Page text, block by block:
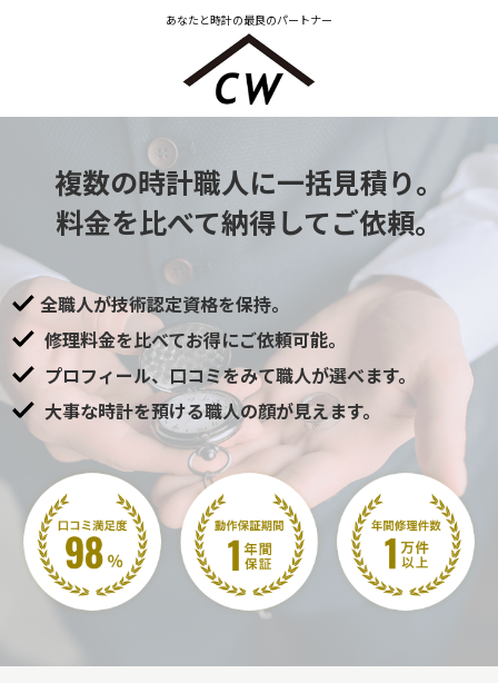
あなたと時計の最良のパートナー
複数の時計職人に一括見積り。
料金を比べて納得してご依頼。
全職人が技術認定資格を保持。
修理料金を比べてお得にご依頼可能。
プロフィール、口コミをみて職人が選べます。
大事な時計を預ける職人の顔が見えます。